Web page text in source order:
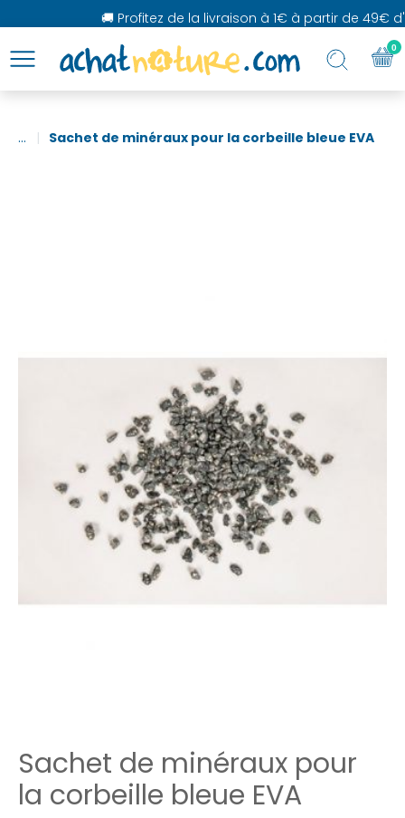
🚚 Profitez de la livraison à 1€ à partir de 49€
... Sachet de minéraux pour la corbeille bleue EVA
Sachet de minéraux pour
la corbeille bleue EVA
0